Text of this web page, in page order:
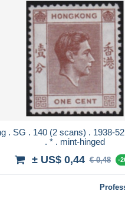
. SG . 140 (2 scans) . 1938-
. * . mint-hinged
± US$ 0,44 € 0,48 -